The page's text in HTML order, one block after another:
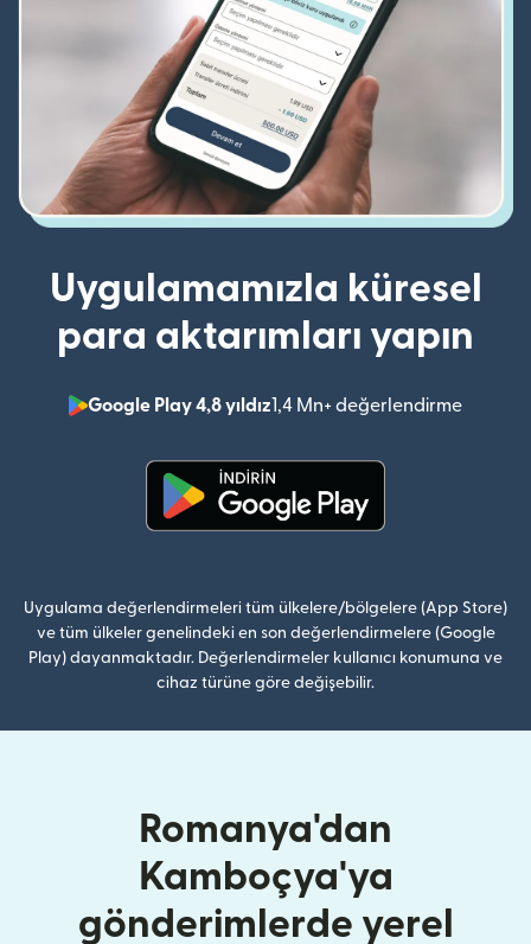
Uygulamamızla küresel
para aktarımları yapın
Google Play 4,8 yıldız1,4 Mn+ değerlendirme
Uygulama değerlendirmeleri tüm ülkelere/bölgelere (App Store)
ve tüm ülkeler genelindeki en son değerlendirmelere (Google
Play) dayanmaktadır. Değerlendirmeler kullanıcı konumuna ve
cihaz türüne göre değişebilir.
Romanya'dan
Kamboçya'ya
gönderimlerde yerel